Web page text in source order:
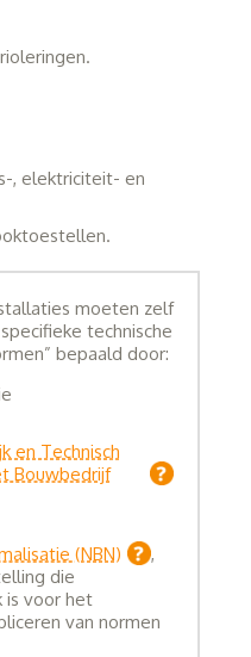
, elektriciteit- en
moeten zelf
technische
bepaald door:
en Technisch
Bouwbedrijf
(NBN)
,
die
is voor het
van normen